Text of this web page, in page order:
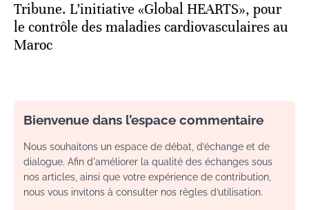
Tribune. L’initiative «Global HEARTS», pour
le contrôle des maladies cardiovasculaires au
Maroc
Bienvenue dans l’espace commentaire
Nous souhaitons un espace de débat, d’échange et de
dialogue. Afin d'améliorer la qualité des échanges sous
nos articles, ainsi que votre expérience de contribution,
nous vous invitons à consulter nos règles d’utilisation.